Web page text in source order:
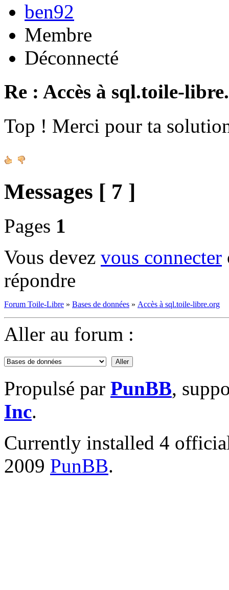
ben92
Membre
Déconnecté
Re : Accès à sql.toile-
Top ! Merci pour ta
Messages [ 7 ]
Pages 1
Vous devez vous connecter
répondre
Forum Toile-Libre » Bases de données » Accès à sql.toile-libre.org
Aller au forum :
Propulsé par PunBB,
Inc.
Currently installed 4
2009 PunBB.